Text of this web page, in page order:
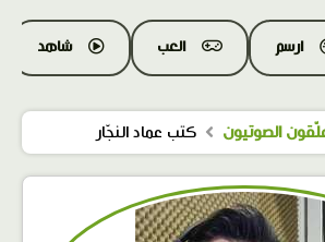
ارسم العب شاهد
الصوتيون كتب عماد النجّار